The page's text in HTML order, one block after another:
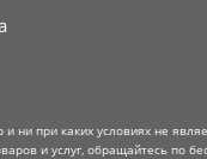
ни при каких условиях не
и услуг, обращайтесь по